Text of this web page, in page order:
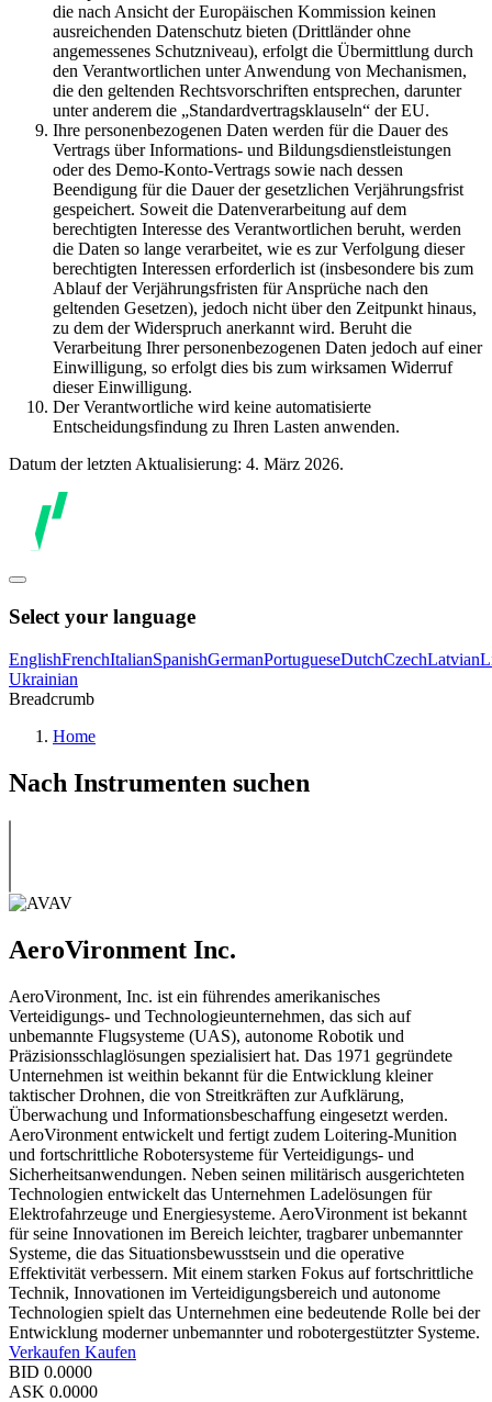
die nach Ansicht der Europäischen Kommission keinen
ausreichenden Datenschutz bieten (Drittländer ohne
angemessenes Schutzniveau), erfolgt die Übermittlung durch
den Verantwortlichen unter Anwendung von Mechanismen,
die den geltenden Rechtsvorschriften entsprechen, darunter
unter anderem die „Standardvertragsklauseln“ der EU.
Ihre personenbezogenen Daten werden für die Dauer des
Vertrags über Informations- und Bildungsdienstleistungen
oder des Demo-Konto-Vertrags sowie nach dessen
Beendigung für die Dauer der gesetzlichen Verjährungsfrist
gespeichert. Soweit die Datenverarbeitung auf dem
berechtigten Interesse des Verantwortlichen beruht, werden
die Daten so lange verarbeitet, wie es zur Verfolgung dieser
berechtigten Interessen erforderlich ist (insbesondere bis zum
Ablauf der Verjährungsfristen für Ansprüche nach den
geltenden Gesetzen), jedoch nicht über den Zeitpunkt hinaus,
zu dem der Widerspruch anerkannt wird. Beruht die
Verarbeitung Ihrer personenbezogenen Daten jedoch auf einer
Einwilligung, so erfolgt dies bis zum wirksamen Widerruf
dieser Einwilligung.
Der Verantwortliche wird keine automatisierte
Entscheidungsfindung zu Ihren Lasten anwenden.
Datum der letzten Aktualisierung: 4. März 2026.
Select your language
EnglishFrenchItalianSpanishGermanPortugueseDutchCzechLatvian
Ukrainian
Breadcrumb
Home
Nach Instrumenten suchen
AeroVironment Inc.
AeroVironment, Inc. ist ein führendes amerikanisches
Verteidigungs- und Technologieunternehmen, das sich auf
unbemannte Flugsysteme (UAS), autonome Robotik und
Präzisionsschlaglösungen spezialisiert hat. Das 1971 gegründete
Unternehmen ist weithin bekannt für die Entwicklung kleiner
taktischer Drohnen, die von Streitkräften zur Aufklärung,
Überwachung und Informationsbeschaffung eingesetzt werden.
AeroVironment entwickelt und fertigt zudem Loitering-Munition
und fortschrittliche Robotersysteme für Verteidigungs- und
Sicherheitsanwendungen. Neben seinen militärisch ausgerichteten
Technologien entwickelt das Unternehmen Ladelösungen für
Elektrofahrzeuge und Energiesysteme. AeroVironment ist bekannt
für seine Innovationen im Bereich leichter, tragbarer unbemannter
Systeme, die das Situationsbewusstsein und die operative
Effektivität verbessern. Mit einem starken Fokus auf fortschrittliche
Technik, Innovationen im Verteidigungsbereich und autonome
Technologien spielt das Unternehmen eine bedeutende Rolle bei der
Entwicklung moderner unbemannter und robotergestützter Systeme.
Verkaufen Kaufen
BID 0.0000
ASK 0.0000